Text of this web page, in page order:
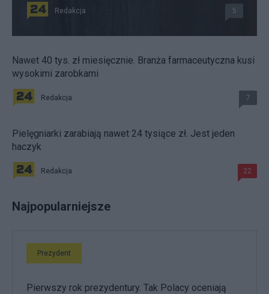
Redakcja 5
Nawet 40 tys. zł miesięcznie. Branża farmaceutyczna kusi
wysokimi zarobkami
Redakcja 7
Pielęgniarki zarabiają nawet 24 tysiące zł. Jest jeden
haczyk
Redakcja 22
Najpopularniejsze
Prezydent
Pierwszy rok prezydentury. Tak Polacy oceniają